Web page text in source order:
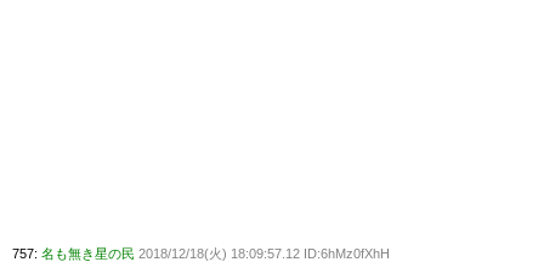
757: 名も無き星の民 2018/12/18(火) 18:09:57.12 ID:6hMz0fXhH